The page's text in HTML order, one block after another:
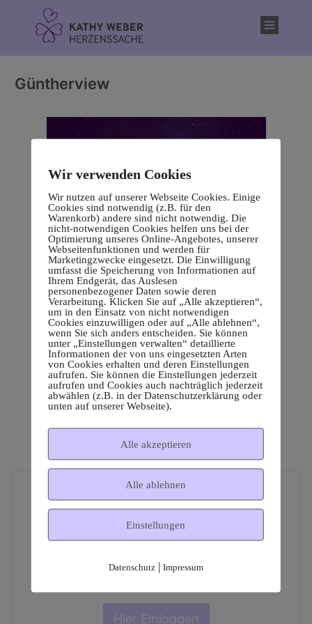
Güntherview
Dies ist ein geschützter
Mitgliederbereich!
Hier Einloggen
Wir verwenden Cookies
Wir nutzen auf unserer Webseite Cookies. Einige
Cookies sind notwendig (z.B. für den
Warenkorb) andere sind nicht notwendig. Die
nicht-notwendigen Cookies helfen uns bei der
Optimierung unseres Online-Angebotes, unserer
Webseitenfunktionen und werden für
Marketingzwecke eingesetzt. Die Einwilligung
umfasst die Speicherung von Informationen auf
Ihrem Endgerät, das Auslesen
personenbezogener Daten sowie deren
Verarbeitung. Klicken Sie auf „Alle akzeptieren“,
um in den Einsatz von nicht notwendigen
Cookies einzuwilligen oder auf „Alle ablehnen“,
wenn Sie sich anders entscheiden. Sie können
unter „Einstellungen verwalten“ detaillierte
Informationen der von uns eingesetzten Arten
von Cookies erhalten und deren Einstellungen
aufrufen. Sie können die Einstellungen jederzeit
aufrufen und Cookies auch nachträglich jederzeit
abwählen (z.B. in der Datenschutzerklärung oder
unten auf unserer Webseite).
Alle akzeptieren
Alle ablehnen
Einstellungen
Datenschutz| Impressum